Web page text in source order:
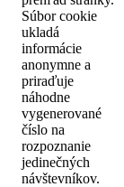
Súbor cookie
ukladá
informácie
anonymne a
priraďuje
náhodne
vygenerované
číslo na
rozpoznanie
jedinečných
návštevníkov.